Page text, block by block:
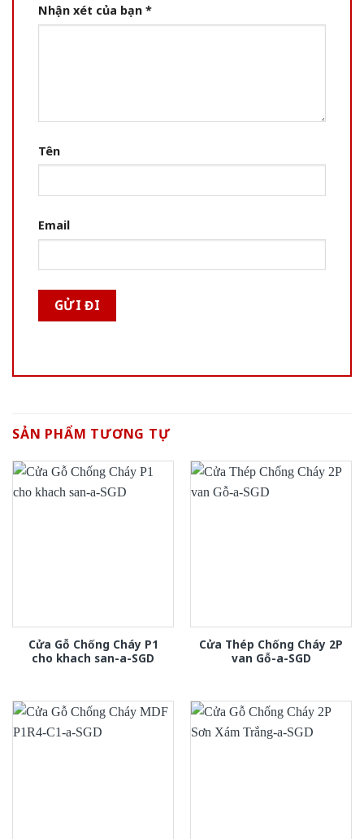
Nhận xét của bạn *
Tên
Email
SẢN PHẨM TƯƠNG TỰ
Cửa Gỗ Chống Cháy P1
cho khach san-a-SGD
Cửa Thép Chống Cháy 2P
van Gỗ-a-SGD